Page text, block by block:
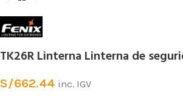
TK26R Linterna Linterna de
S/662.44 inc. IGV